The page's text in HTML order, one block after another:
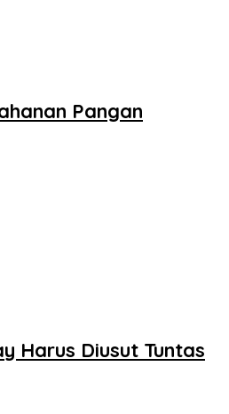
Pangan
Harus Diusut Tuntas